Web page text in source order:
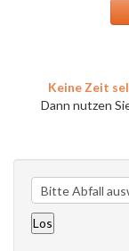
Keine Zeit
Dann nutzen